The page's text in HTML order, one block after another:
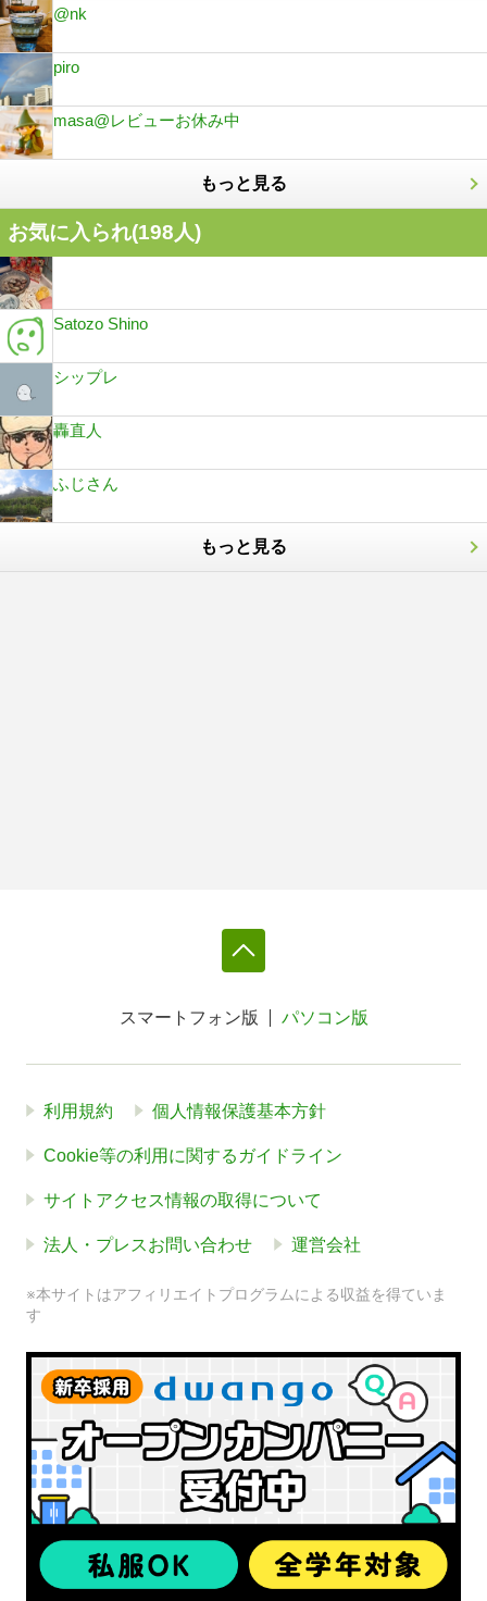
@nk
piro
masa@レビューお休み中
もっと見る
お気に入られ(198人)
Satozo Shino
シップレ
轟直人
ふじさん
もっと見る
スマートフォン版 パソコン版
利用規約 個人情報保護基本方針
Cookie等の利用に関するガイドライン
サイトアクセス情報の取得について
法人・プレスお問い合わせ 運営会社
※本サイトはアフィリエイトプログラムによる収益を得ていま
す